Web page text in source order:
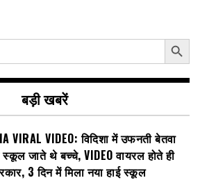
Search Button
बड़ी खबरें
VIRAL VIDEO: विदिशा में उफनती बेतवा
जाते थे बच्चे, VIDEO वायरल होते ही
3 दिन में मिला नया हाई स्कूल